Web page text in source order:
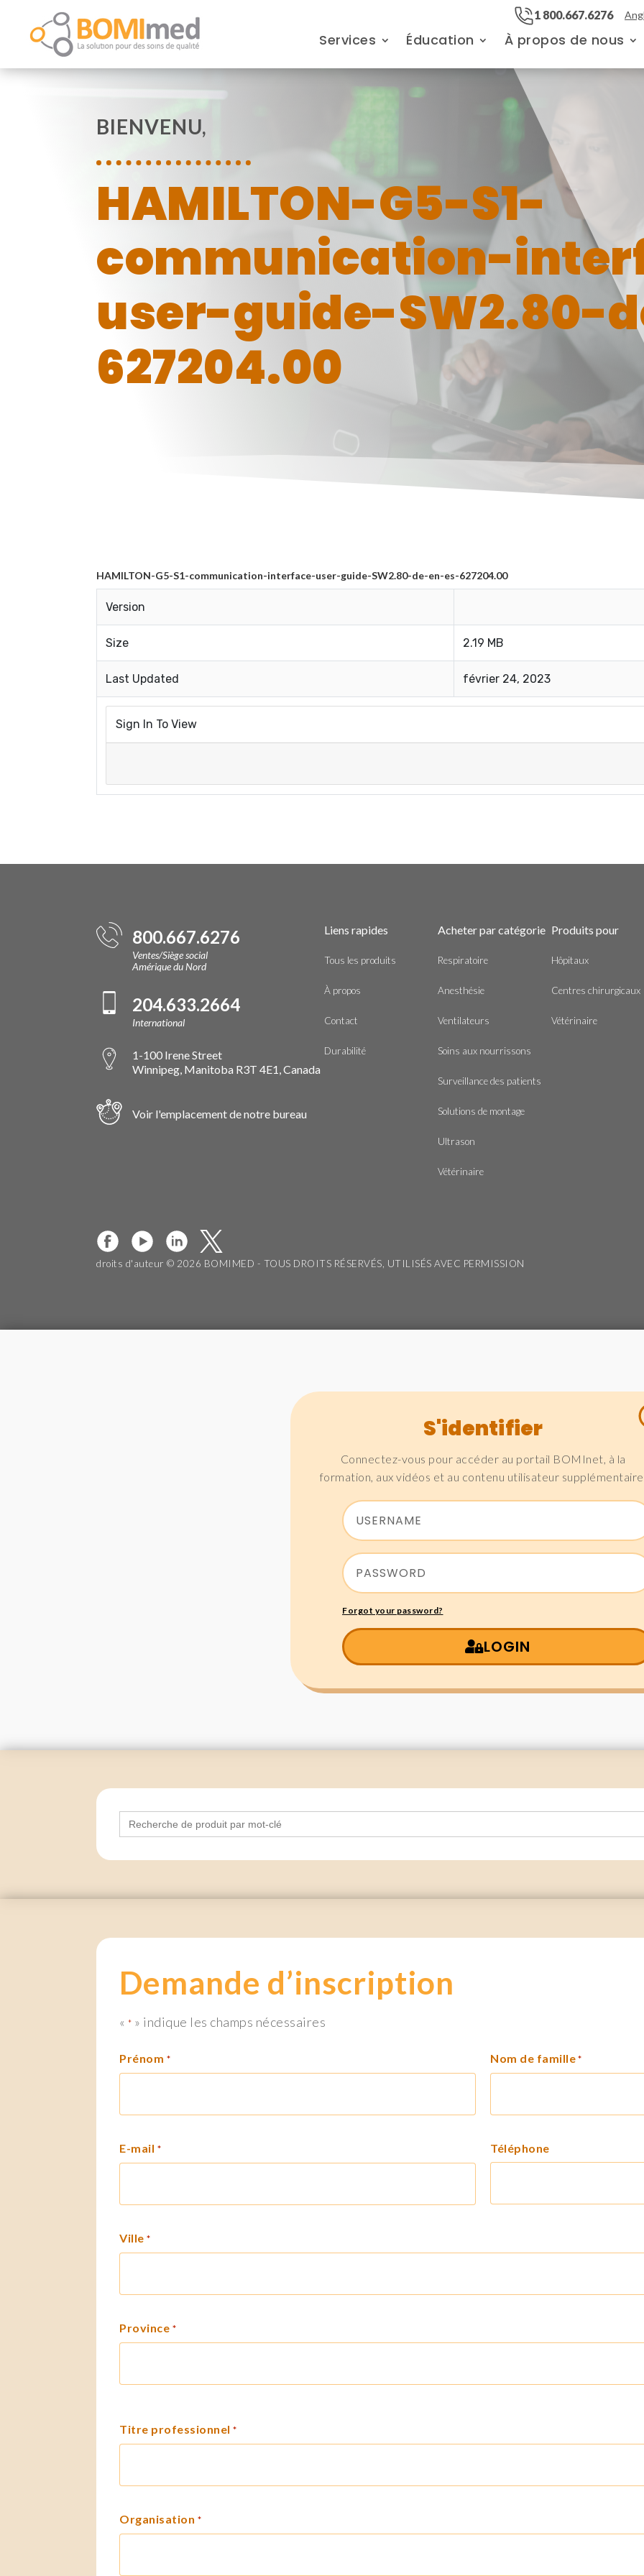
1 800.667.6276
Services Éducation À propos de nous
BIENVENU,
HAMILTON-G5-S1-
communication-
user-guide-SW2.80-
627204.00
HAMILTON-G5-S1-communication-interface-user-guide-SW2.80-de-en-es-627204.00
Version
Size 2.19 MB
Last Updated février 24, 2023
Sign In To View
800.667.6276
Ventes/Siège social
Amérique du Nord
204.633.2664
International
1-100 Irene Street
Winnipeg, Manitoba R3T 4E1, Canada
Voir l'emplacement de notre bureau
Liens rapides
Tous les produits
À propos
Contact
Durabilité
Acheter par catégorie
Respiratoire
Anesthésie
Ventilateurs
Soins aux nourrissons
Surveillance des patients
Solutions de montage
Ultrason
Vétérinaire
Produits pour
Hôpitaux
Centres chirurgicaux
Vétérinaire
droits d'auteur © 2026 BOMIMED - TOUS DROITS RÉSERVÉS, UTILISÉS AVEC PERMISSION
S'identifier
Connectez-vous pour accéder au portail BOMInet, à la
formation, aux vidéos et au contenu utilisateur
Forgot your password?
LOGIN
Search
for:
Demande d’inscription
«* » indique les champs nécessaires
Prénom * Nom de famille *
E-mail * Téléphone
Ville *
Province *
Titre professionnel *
Organisation *